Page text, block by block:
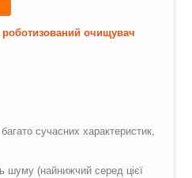
theme100/templates/
роботизований очищувач
сучасних характеристик,
шуму (найнижчий серед цієї